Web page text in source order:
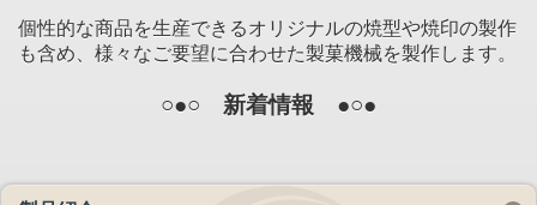
個性的な商品を生産できるオリジナルの焼型や焼印の製作
も含め、様々なご要望に合わせた製菓機械を製作します。
○●○ 新着情報 ●○●